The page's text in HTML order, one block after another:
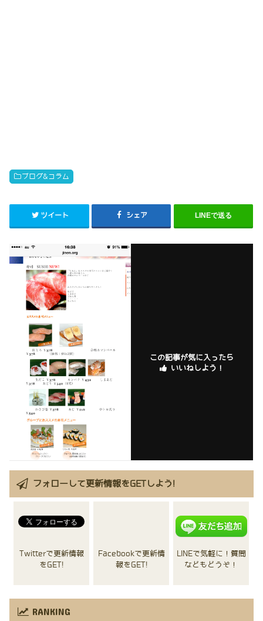
ブログ&コラム
ツイート シェア LINEで送る
この記事が気に入ったら
いいねしよう！
フォローして更新情報をGETしよう!
Twitterで更新情報
をGET!
Facebookで更新情
報をGET!
LINEで気軽に！質問
などもどうぞ！
RANKING